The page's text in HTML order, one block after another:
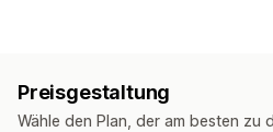
APIs und Webhooks
Preisgestaltung
Wähle den Plan, der am besten zu